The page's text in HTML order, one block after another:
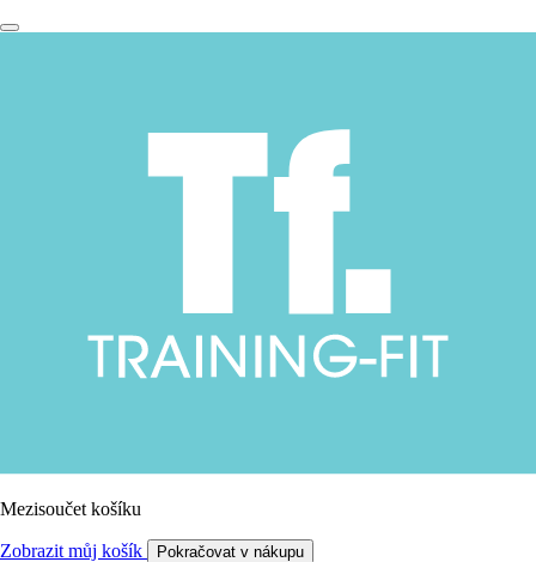
Mezisoučet košíku
Zobrazit můj košík Pokračovat v nákupu